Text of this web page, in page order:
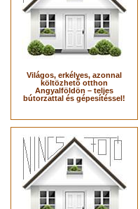
Világos, erkélyes, azonnal
költözhető otthon
Angyalföldön – teljes
bútorzattal és gépesítéssel!